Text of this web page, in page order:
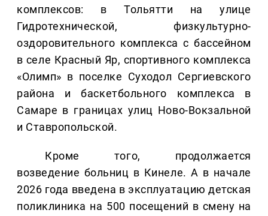
комплексов: в Тольятти на улице
Гидротехнической, физкультурно-
оздоровительного комплекса с бассейном
в селе Красный Яр, спортивного комплекса
«Олимп» в поселке Суходол Сергиевского
района и баскетбольного комплекса в
Самаре в границах улиц Ново-Вокзальной
и Ставропольской.
Кроме того, продолжается
возведение больниц в Кинеле. А в начале
2026 года введена в эксплуатацию детская
поликлиника на 500 посещений в смену на